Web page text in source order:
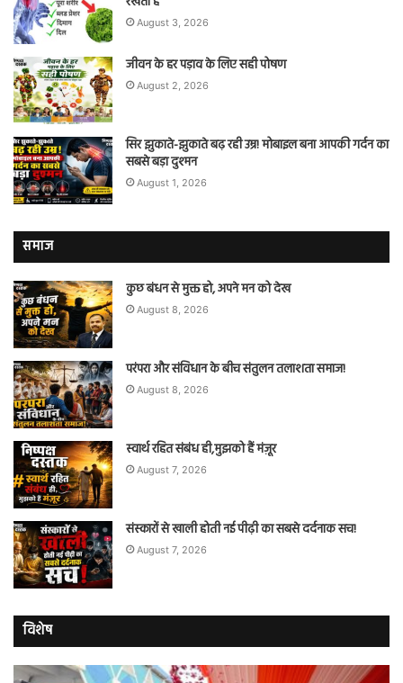
August 3, 2026
जीवन के हर पड़ाव के लिए सही पोषण
August 2, 2026
सिर झुकाते-झुकाते बढ़ रही उम्र! मोबाइल बना आपकी गर्दन का
सबसे बड़ा दुश्मन
August 1, 2026
समाज
कुछ बंधन से मुक्त हो, अपने मन को देख
August 8, 2026
परंपरा और संविधान के बीच संतुलन तलाशता समाज!
August 8, 2026
स्वार्थ रहित संबंध ही,मुझको हैं मंज़ूर
August 7, 2026
संस्कारों से खाली होती नई पीढ़ी का सबसे दर्दनाक सच!
August 7, 2026
विशेष